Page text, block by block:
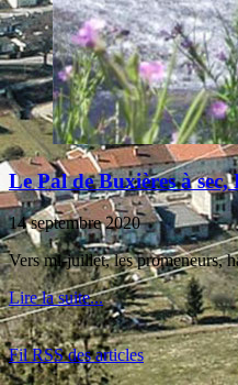
Le Pal de Buxières à
14 septembre 2020
Vers mi-juillet, les promeneurs,
Lire la suite...
Fil RSS des articles